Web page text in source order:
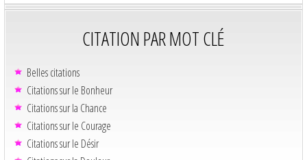
CITATION PAR MOT CLÉ
Belles citations
Citations sur le Bonheur
Citations sur la Chance
Citations sur le Courage
Citations sur le Désir